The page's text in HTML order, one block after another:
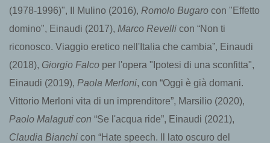
(1978-1996)", Il Mulino (2016), Romolo Bugaro con "Effetto
domino", Einaudi (2017), Marco Revelli con “Non ti
riconosco. Viaggio eretico nell'Italia che cambia”, Einaudi
(2018), Giorgio Falco per l'opera "Ipotesi di una sconfitta",
Einaudi (2019), Paola Merloni, con “Oggi è già domani.
Vittorio Merloni vita di un imprenditore”, Marsilio (2020),
Paolo Malaguti con “Se l'acqua ride”, Einaudi (2021),
Claudia Bianchi con “Hate speech. Il lato oscuro del